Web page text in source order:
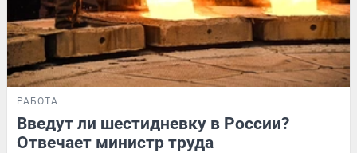
РАБОТА
Введут ли шестидневку в России?
Отвечает министр труда